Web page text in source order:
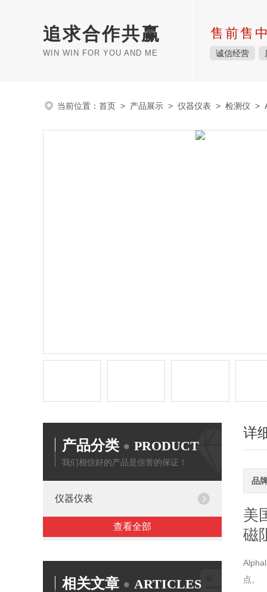
追求合作共赢
WIN WIN FOR YOU AND ME
售前售
诚信经营
当前位置： 首页 > 产品展示 > 仪器仪表 > 检测仪 >
产品分类 PRODUCT
我们相信好的产品是信誉的保证！
仪器仪表
查看全部
相关文章 ARTICLES
详
品
美
磁
点。